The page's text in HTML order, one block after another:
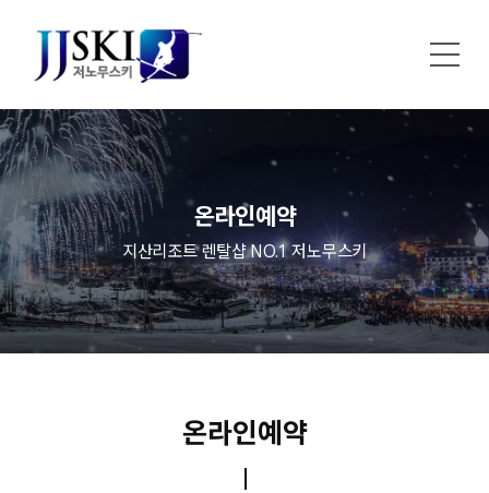
온라인예약
지산리조트 렌탈샵 NO.1 저노무스키
온라인예약